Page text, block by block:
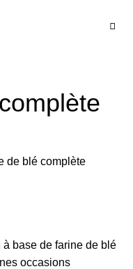
base de farine de blé
occasions